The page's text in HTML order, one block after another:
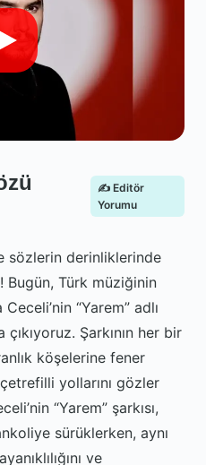
✍️ Editör
Yorumu
sözlerin derinliklerinde
Bugün, Türk müziğinin
“Yarem” adlı
Şarkının her bir
köşelerine fener
yollarını gözler
“Yarem” şarkısı,
sürüklerken, aynı
ve